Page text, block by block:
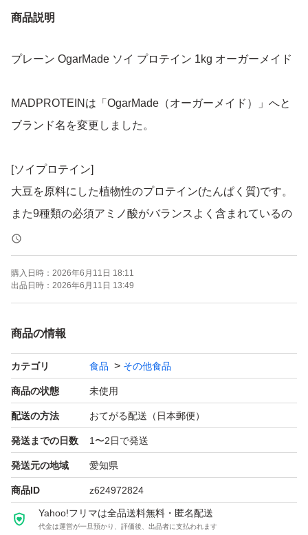
商品説明
プレーン OgarMade ソイ プロテイン 1kg オーガーメイド
MADPROTEINは「OgarMade（オーガーメイド）」へと
ブランド名を変更しました。
[ソイプロテイン]
大豆を原料にした植物性のプロテイン(たんぱく質)です。
また9種類の必須アミノ酸がバランスよく含まれているの
が特徴。
[ダイエット]
ソイプロテインは、必要なタンパク質を補給でき、満足感
[お召し上がり方]
付属スプーン山盛り1杯(1食20g)に水や牛乳、お好きな飲
料に混ぜてお召し上がりください。
MAD PROTEIN(マッドプロテイン) ソイプロテインノーフ
レーバー プレーン 国内加工 大豆 無添加 植物性プロテイ
ン (1kg) ノーフレーバー
購入日時： 2026年6月11日 18:11
出品日時： 2026年6月11日 13:49
商品の情報
カテゴリ 食品 その他食品
商品の状態 未使用
配送の方法 おてがる配送（日本郵便）
発送までの日数 1〜2日で発送
発送元の地域 愛知県
商品ID z624972824
Yahoo!フリマは全品送料無料・匿名配送
代金は運営が一旦預かり、評価後、出品者に支払われます